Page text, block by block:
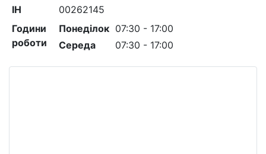
ІН
00262145
Години
роботи
Понеділок 07:30 - 17:00
Середа
07:30 - 17:00